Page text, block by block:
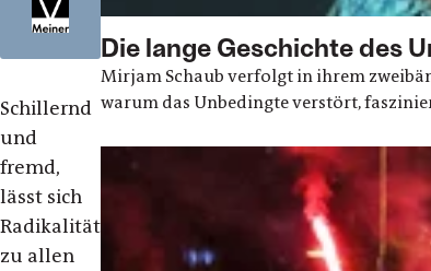
Schillernd
und
fremd,
lässt sich
Radikalität
zu allen
Die lange Geschichte des
Mirjam Schaub verfolgt in ihrem
warum das Unbedingte verstört,